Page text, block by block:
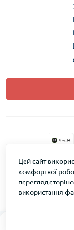
Цей сайт
комфортної
перегляд
використання